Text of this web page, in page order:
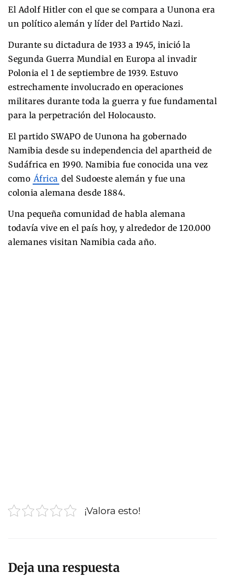
El Adolf Hitler con el que se compara a Uunona era
un político alemán y líder del Partido Nazi.
Durante su dictadura de 1933 a 1945, inició la
Segunda Guerra Mundial en Europa al invadir
Polonia el 1 de septiembre de 1939. Estuvo
estrechamente involucrado en operaciones
militares durante toda la guerra y fue fundamental
para la perpetración del Holocausto.
El partido SWAPO de Uunona ha gobernado
Namibia desde su independencia del apartheid de
Sudáfrica en 1990. Namibia fue conocida una vez
como África del Sudoeste alemán y fue una
colonia alemana desde 1884.
Una pequeña comunidad de habla alemana
todavía vive en el país hoy, y alrededor de 120.000
alemanes visitan Namibia cada año.
¡Valora esto!
Deja una respuesta